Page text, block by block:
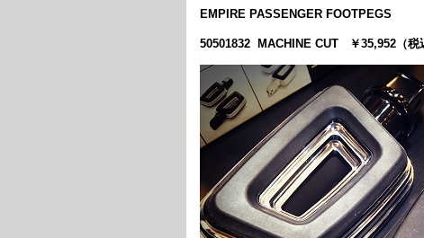
EMPIRE PASSENGER FOOTPEGS
50501832 MACHINE CUT ￥35,952（税